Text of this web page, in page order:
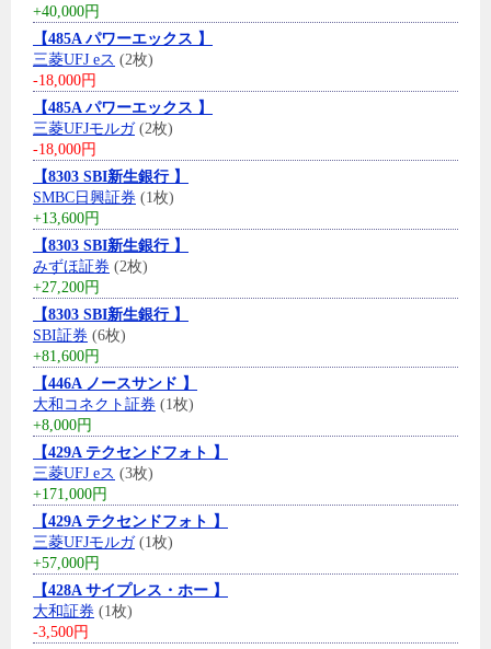
+40,000円
【485A パワーエックス 】
三菱UFJ eス (2枚)
-18,000円
【485A パワーエックス 】
三菱UFJモルガ(2枚)
-18,000円
【8303 SBI新生銀行 】
SMBC日興証券 (1枚)
+13,600円
【8303 SBI新生銀行 】
みずほ証券 (2枚)
+27,200円
【8303 SBI新生銀行 】
SBI証券 (6枚)
+81,600円
【446A ノースサンド 】
大和コネクト証券 (1枚)
+8,000円
【429A テクセンドフォト 】
三菱UFJ eス (3枚)
+171,000円
【429A テクセンドフォト 】
三菱UFJモルガ(1枚)
+57,000円
【428A サイプレス・ホー 】
大和証券 (1枚)
-3,500円